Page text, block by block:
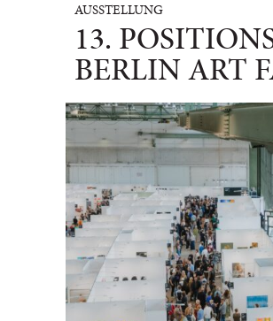
AUSSTELLUNG
13.
BERLIN ART